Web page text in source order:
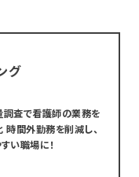
グ
調査で看護師の業務を
時間外勤務を削減し、
い職場に！